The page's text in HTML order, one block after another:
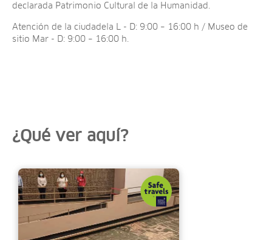
declarada Patrimonio Cultural de la Humanidad.
Atención de la ciudadela L - D: 9:00 – 16:00 h / Museo de
sitio Mar - D: 9:00 – 16:00 h.
¿Qué ver aquí?